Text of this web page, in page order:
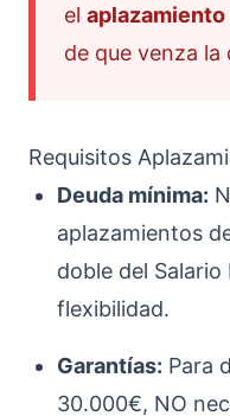
el
de que venza la
Requisitos
Deuda mínima:
aplazamientos
doble del
flexibilidad.
Garantías: Para
30.000€, NO